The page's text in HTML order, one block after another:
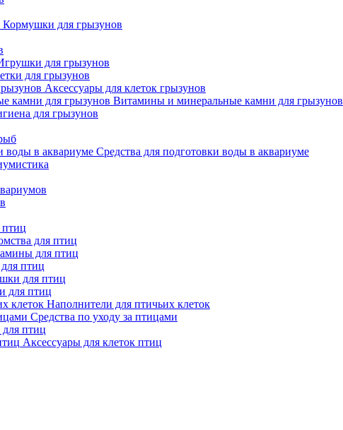
Кормушки для грызунов
для грызунов
для грызунов
Аксессуары для клеток грызунов
Витамины и минеральные камни для грызунов
для грызунов
Средства для подготовки воды в аквариуме
для птиц
для птиц
птиц
для птиц
для птиц
Наполнители для птичьих клеток
Средства по уходу за птицами
птиц
Аксессуары для клеток птиц